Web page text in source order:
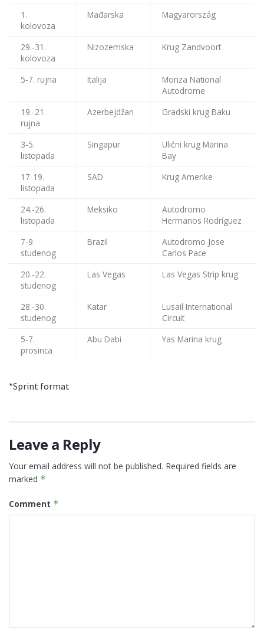
1.
kolovoza
Mađarska Magyarország
29.-31.
kolovoza
Nizozemska Krug Zandvoort
5-7. rujna Italija
Monza National
Autodrome
19.-21.
rujna
Azerbejdžan Gradski krug Baku
3-5.
listopada
Singapur
Ulični krug Marina
Bay
17-19.
listopada
SAD Krug Amerike
24.-26.
listopada
Meksiko
Autodromo
Hermanos Rodríguez
7-9.
studenog
Brazil
Autodromo Jose
Carlos Pace
20.-22.
studenog
Las Vegas Las Vegas Strip krug
28.-30.
studenog
Katar
Lusail International
Circuit
5-7.
prosinca
Abu Dabi Yas Marina krug
*Sprint format
Leave a Reply
Your email address will not be published. Required fields are
marked *
Comment *